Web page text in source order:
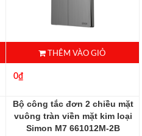
THÊM VÀO GIỎ
0₫
Bộ công tắc đơn 2 chiều mặt
vuông tràn viền mặt kim loại
Simon M7 661012M-2B